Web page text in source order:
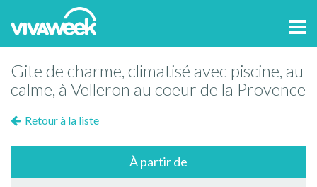
Gite de charme, climatisé avec piscine, au
calme, à Velleron au coeur de la Provence
Retour à la liste
À partir de